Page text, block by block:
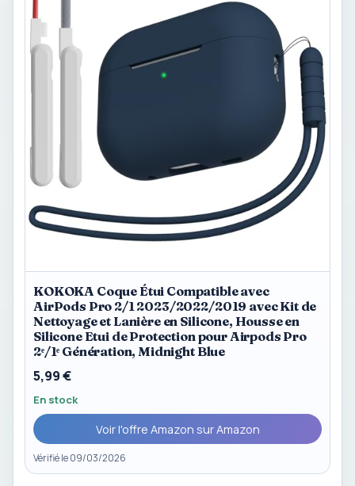
KOKOKA Coque Étui Compatible avec
AirPods Pro 2/1 2023/2022/2019 avec Kit de
Nettoyage et Lanière en Silicone, Housse en
Silicone Etui de Protection pour Airpods Pro
2ᵉ/1ᵉ Génération, Midnight Blue
5,99 €
En stock
Voir l'offre Amazon sur Amazon
Vérifié le 09/03/2026